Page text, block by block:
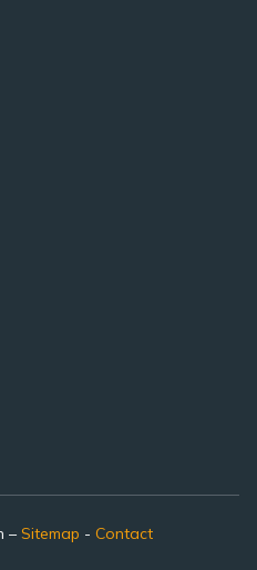
– Sitemap - Contact